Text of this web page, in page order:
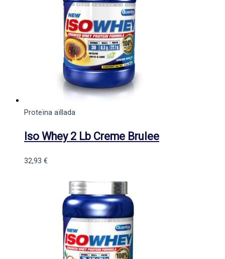
Proteïna aïllada
Iso Whey 2 Lb Creme Brulee
32,93 €